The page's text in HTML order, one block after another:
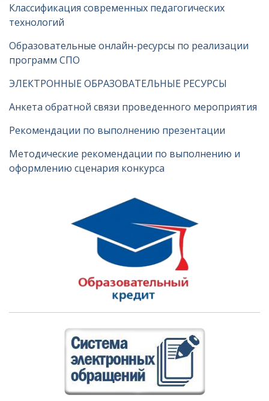
Классификация современных педагогических
технологий
Образовательные онлайн-ресурсы по реализации
программ СПО
ЭЛЕКТРОННЫЕ ОБРАЗОВАТЕЛЬНЫЕ РЕСУРСЫ
Анкета обратной связи проведенного мероприятия
Рекомендации по выполнению презентации
Методические рекомендации по выполнению и
оформлению сценария конкурса